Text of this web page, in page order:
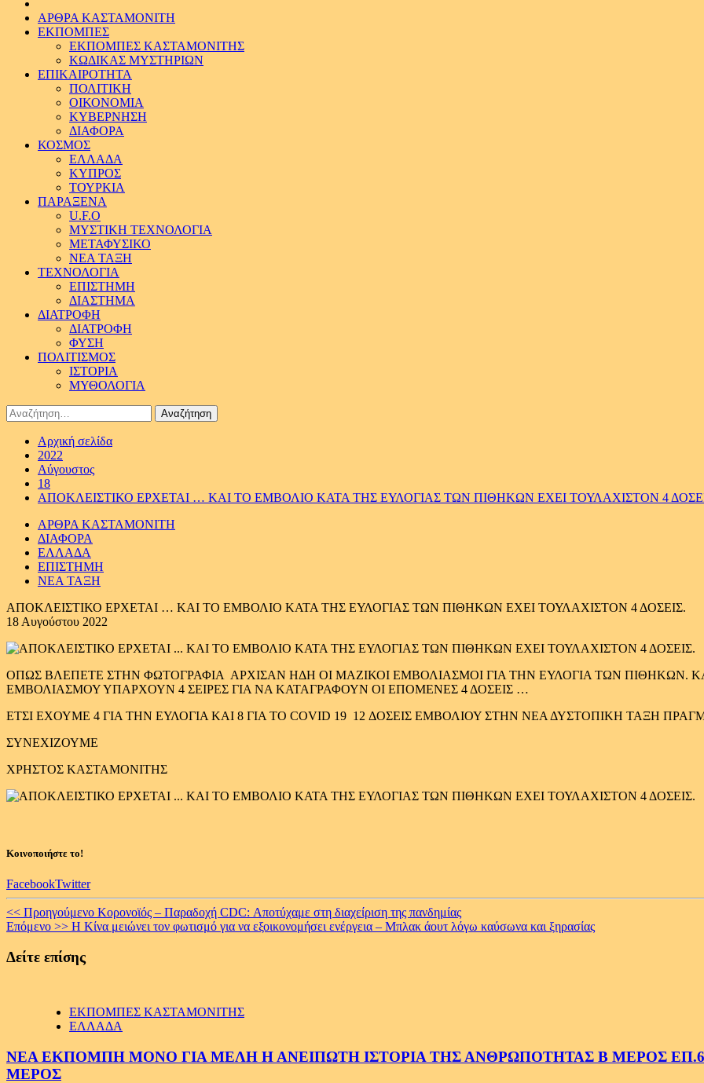
ΑΡΘΡΑ ΚΑΣΤΑΜΟΝΙΤΗ
ΕΚΠΟΜΠΕΣ
ΕΚΠΟΜΠΕΣ ΚΑΣΤΑΜΟΝΙΤΗΣ
ΚΩΔΙΚΑΣ ΜΥΣΤΗΡΙΩΝ
ΕΠΙΚΑΙΡΟΤΗΤΑ
ΠΟΛΙΤΙΚΗ
ΟΙΚΟΝΟΜΙΑ
ΚΥΒΕΡΝΗΣΗ
ΔΙΑΦΟΡΑ
ΚΟΣΜΟΣ
ΕΛΛΑΔΑ
ΚΥΠΡΟΣ
ΤΟΥΡΚΙΑ
ΠΑΡΑΞΕΝΑ
U.F.O
ΜΥΣΤΙΚΗ ΤΕΧΝΟΛΟΓΙΑ
ΜΕΤΑΦΥΣΙΚΟ
ΝΕΑ ΤΑΞΗ
ΤΕΧΝΟΛΟΓΙΑ
ΕΠΙΣΤΗΜΗ
ΔΙΑΣΤΗΜΑ
ΔΙΑΤΡΟΦΗ
ΔΙΑΤΡΟΦΗ
ΦΥΣΗ
ΠΟΛΙΤΙΣΜΟΣ
ΙΣΤΟΡΙΑ
ΜΥΘΟΛΟΓΙΑ
Αναζήτηση
για:
Αρχική σελίδα
2022
Αύγουστος
18
ΑΠΟΚΛΕΙΣΤΙΚΟ ΕΡΧΕΤΑΙ … ΚΑΙ ΤΟ ΕΜΒΟΛΙΟ ΚΑΤΑ ΤΗΣ ΕΥΛΟΓΙΑΣ ΤΩΝ ΠΙΘΗΚΩΝ ΕΧΕΙ ΤΟΥΛΑΧΙΣΤΟΝ 4
ΑΡΘΡΑ ΚΑΣΤΑΜΟΝΙΤΗ
ΔΙΑΦΟΡΑ
ΕΛΛΑΔΑ
ΕΠΙΣΤΗΜΗ
ΝΕΑ ΤΑΞΗ
ΑΠΟΚΛΕΙΣΤΙΚΟ ΕΡΧΕΤΑΙ … ΚΑΙ ΤΟ ΕΜΒΟΛΙΟ ΚΑΤΑ ΤΗΣ ΕΥΛΟΓΙΑΣ ΤΩΝ ΠΙΘΗΚΩΝ ΕΧΕΙ ΤΟΥΛΑΧΙΣΤΟΝ 4 ΔΟΣΕΙΣ.
18 Αυγούστου 2022
ΟΠΩΣ ΒΛΕΠΕΤΕ ΣΤΗΝ ΦΩΤΟΓΡΑΦΙΑ ΑΡΧΙΣΑΝ ΗΔΗ ΟΙ ΜΑΖΙΚΟΙ ΕΜΒΟΛΙΑΣΜΟΙ ΓΙΑ ΤΗΝ ΕΥΛΟΓΙΑ ΤΩΝ ΠΙΘΗΚΩΝ.
ΕΜΒΟΛΙΑΣΜΟΥ ΥΠΑΡΧΟΥΝ 4 ΣΕΙΡΕΣ ΓΙΑ ΝΑ ΚΑΤΑΓΡΑΦΟΥΝ ΟΙ ΕΠΟΜΕΝΕΣ 4 ΔΟΣΕΙΣ …
ΕΤΣΙ ΕΧΟΥΜΕ 4 ΓΙΑ ΤΗΝ ΕΥΛΟΓΙΑ ΚΑΙ 8 ΓΙΑ ΤΟ COVID 19 12 ΔΟΣΕΙΣ ΕΜΒΟΛΙΟΥ ΣΤΗΝ ΝΕΑ ΔΥΣΤΟΠΙΚΗ ΤΑΞΗ
ΣΥΝΕΧΙΖΟΥΜΕ
ΧΡΗΣΤΟΣ ΚΑΣΤΑΜΟΝΙΤΗΣ
Κοινοποιήστε το!
FacebookTwitter
Continue
Reading
<< Προηγούμενο Κορονοϊός – Παραδοχή CDC: Αποτύχαμε στη διαχείριση της πανδημίας
Επόμενο >> Η Κίνα μειώνει τον φωτισμό για να εξοικονομήσει ενέργεια – Μπλακ άουτ λόγω καύσωνα και ξηρασίας
Δείτε επίσης
ΕΚΠΟΜΠΕΣ ΚΑΣΤΑΜΟΝΙΤΗΣ
ΕΛΛΑΔΑ
ΝΕΑ ΕΚΠΟΜΠΗ ΜΟΝΟ ΓΙΑ ΜΕΛΗ Η ΑΝΕΙΠΩΤΗ ΙΣΤΟΡΙΑ ΤΗΣ ΑΝΘΡΩΠΟΤΗΤΑΣ Β ΜΕΡΟΣ
ΜΕΡΟΣ